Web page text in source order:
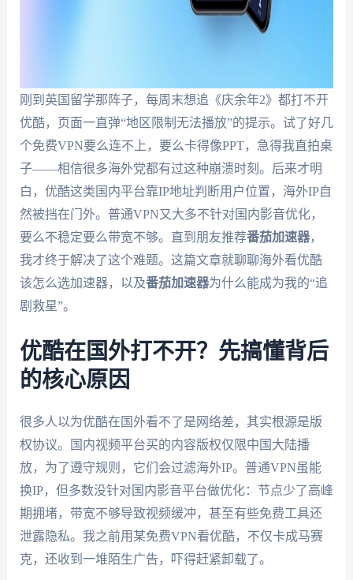
刚到英国留学那阵子，每周末想追《庆余年2》都打不开
优酷，页面一直弹“地区限制无法播放”的提示。试了好几
个免费VPN要么连不上，要么卡得像PPT，急得我直拍桌
子——相信很多海外党都有过这种崩溃时刻。后来才明
白，优酷这类国内平台靠IP地址判断用户位置，海外IP自
然被挡在门外。普通VPN又大多不针对国内影音优化，
要么不稳定要么带宽不够。直到朋友推荐番茄加速器，
我才终于解决了这个难题。这篇文章就聊聊海外看优酷
该怎么选加速器，以及番茄加速器为什么能成为我的“追
剧救星”。
优酷在国外打不开？先搞懂背后
的核心原因
很多人以为优酷在国外看不了是网络差，其实根源是版
权协议。国内视频平台买的内容版权仅限中国大陆播
放，为了遵守规则，它们会过滤海外IP。普通VPN虽能
换IP，但多数没针对国内影音平台做优化：节点少了高峰
期拥堵，带宽不够导致视频缓冲，甚至有些免费工具还
泄露隐私。我之前用某免费VPN看优酷，不仅卡成马赛
克，还收到一堆陌生广告，吓得赶紧卸载了。